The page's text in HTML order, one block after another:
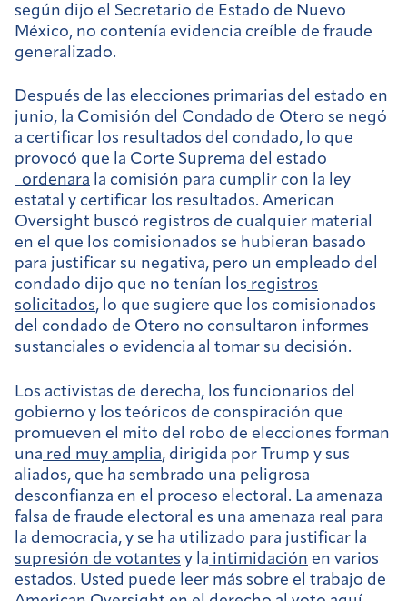
según dijo el Secretario de Estado de Nuevo
México, no contenía evidencia creíble de fraude
generalizado.
Después de las elecciones primarias del estado en
junio, la Comisión del Condado de Otero se negó
a certificar los resultados del condado, lo que
provocó que la Corte Suprema del estado
ordenara la comisión para cumplir con la ley
estatal y certificar los resultados. American
Oversight buscó registros de cualquier material
en el que los comisionados se hubieran basado
para justificar su negativa, pero un empleado del
condado dijo que no tenían los registros
solicitados, lo que sugiere que los comisionados
del condado de Otero no consultaron informes
sustanciales o evidencia al tomar su decisión.
Los activistas de derecha, los funcionarios del
gobierno y los teóricos de conspiración que
promueven el mito del robo de elecciones forman
una red muy amplia, dirigida por Trump y sus
aliados, que ha sembrado una peligrosa
desconfianza en el proceso electoral. La amenaza
falsa de fraude electoral es una amenaza real para
la democracia, y se ha utilizado para justificar la
supresión de votantes y la intimidación en varios
estados. Usted puede leer más sobre el trabajo de